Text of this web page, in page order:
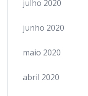
julho 2020
junho 2020
maio 2020
abril 2020